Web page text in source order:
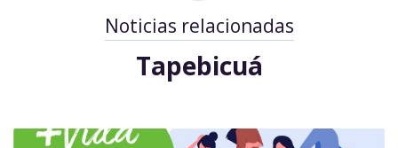
Noticias relacionadas
Tapebicuá